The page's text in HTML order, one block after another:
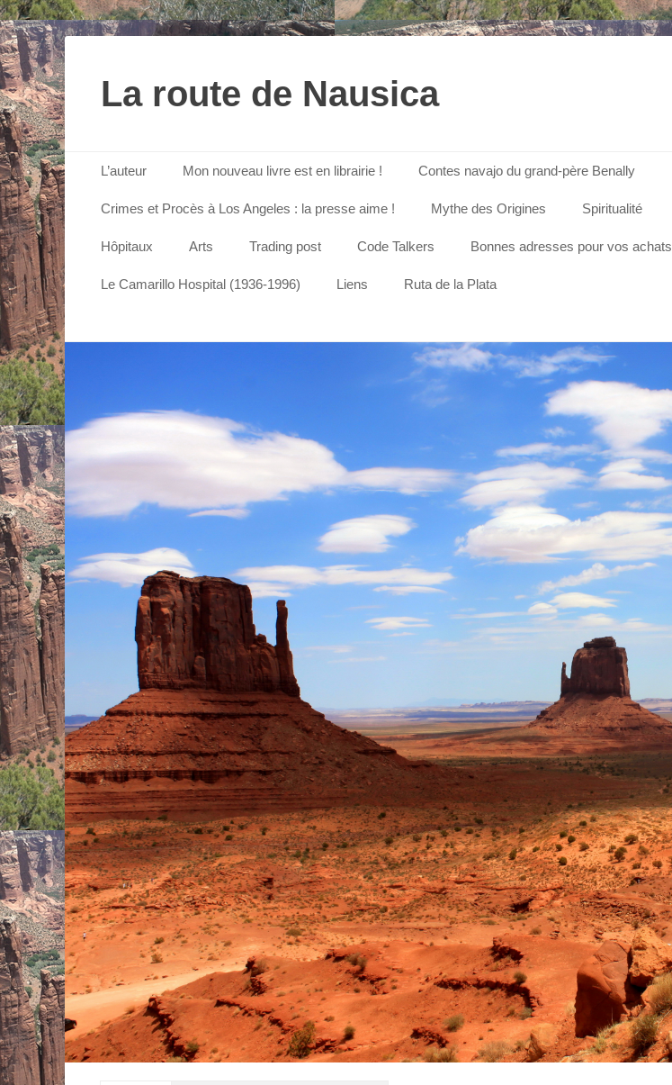
La route de Nausica
Menu principal
contenu
L’auteur Mon nouveau livre est en librairie ! Contes navajo du grand-père Benally
Crimes et Procès à Los Angeles : la presse aime ! Mythe des Origines Spiritualité
Hôpitaux Arts Trading post Code Talkers Bonnes adresses pour vos achats
Le Camarillo Hospital (1936-1996) Liens
Ruta de la Plata